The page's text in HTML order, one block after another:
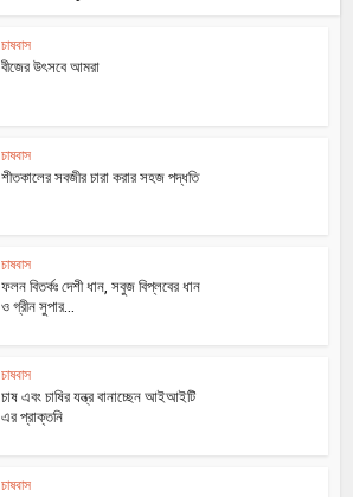
চাষবাস
বীজের উৎসবে আমরা
চাষবাস
শীতকালের সবজীর চারা করার সহজ পদ্ধতি
চাষবাস
ফলন বিতর্কঃ দেশী ধান, সবুজ বিপ্লবের ধান
ও গ্রীন সুপার...
চাষবাস
চাষ এবং চাষির যন্ত্র বানাচ্ছেন আইআইটি
এর প্রাক্তনি
চাষবাস